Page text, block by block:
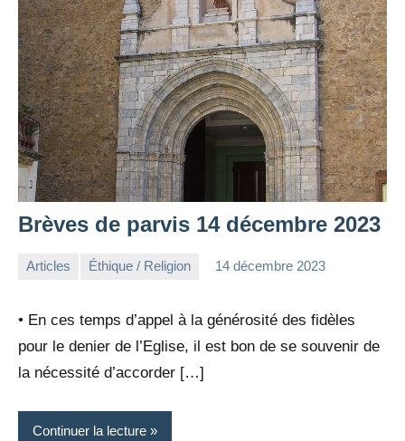
Brèves de parvis 14 décembre 2023
Articles Éthique / Religion 14 décembre 2023
• En ces temps d’appel à la générosité des fidèles
pour le denier de l’Eglise, il est bon de se souvenir de
la nécessité d’accorder […]
Continuer la lecture